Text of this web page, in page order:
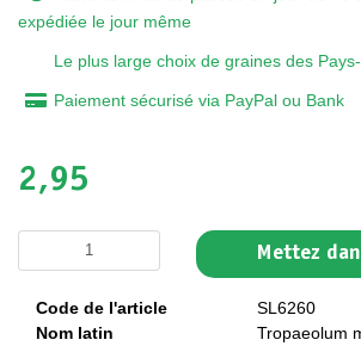
expédiée le jour même
Le plus large choix de graines des
Paiement sécurisé via PayPal ou Bank
2,95
Mettez
Code de l'article
SL6260
Nom latin
Tropaeolum